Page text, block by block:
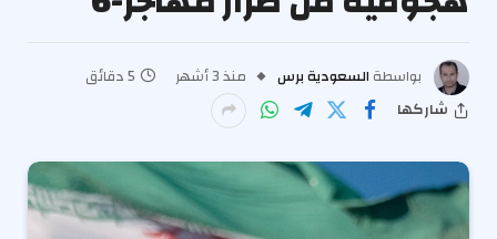
بواسطة السعودية برس منذ 3 أشهر
5 دقائق
شاركها